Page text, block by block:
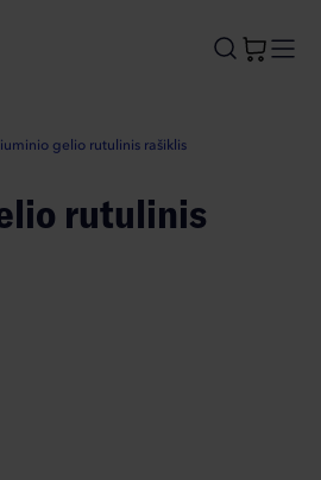
Aliuminio gelio rutulinis rašiklis